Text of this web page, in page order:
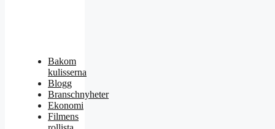
Bakom
kulisserna
Blogg
Branschnyheter
Ekonomi
Filmens